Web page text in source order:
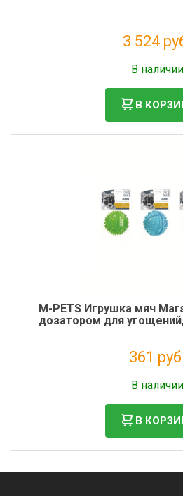
3 524
В наличии
В
M-PETS Игрушка мяч
дозатором для
361
В наличии
В